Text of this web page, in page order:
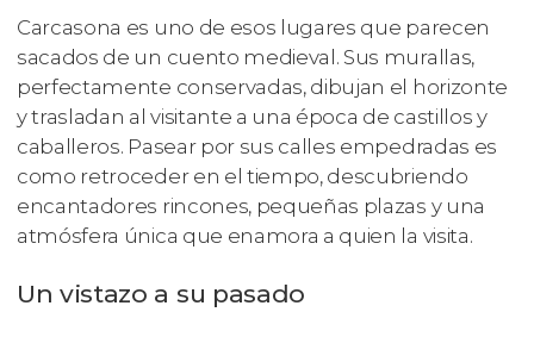
Carcasona es uno de esos lugares que parecen
sacados de un cuento medieval. Sus murallas,
perfectamente conservadas, dibujan el horizonte
y trasladan al visitante a una época de castillos y
caballeros. Pasear por sus calles empedradas es
como retroceder en el tiempo, descubriendo
encantadores rincones, pequeñas plazas y una
atmósfera única que enamora a quien la visita.
Un vistazo a su pasado